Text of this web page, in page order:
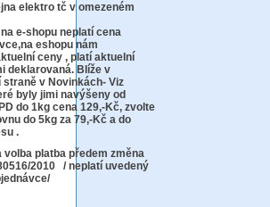
elektro tč v omezeném
e-shopu neplatí cena
,na eshopu nám
ceny , platí aktuelní
deklarovaná. Blíže v
straně v Novinkách- Viz
byly jimi navýšeny od
do 1kg cena 129,-Kč, zvolte
do 5kg za 79,-Kč a do
.
volba platba předem změna
2010 / neplatí uvedený